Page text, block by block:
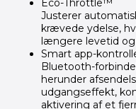
Eco-Throttle™
Justerer
krævede ydelse,
længere levetid og
Smart app-
Bluetooth-
herunder
udgangseffekt,
aktivering af et